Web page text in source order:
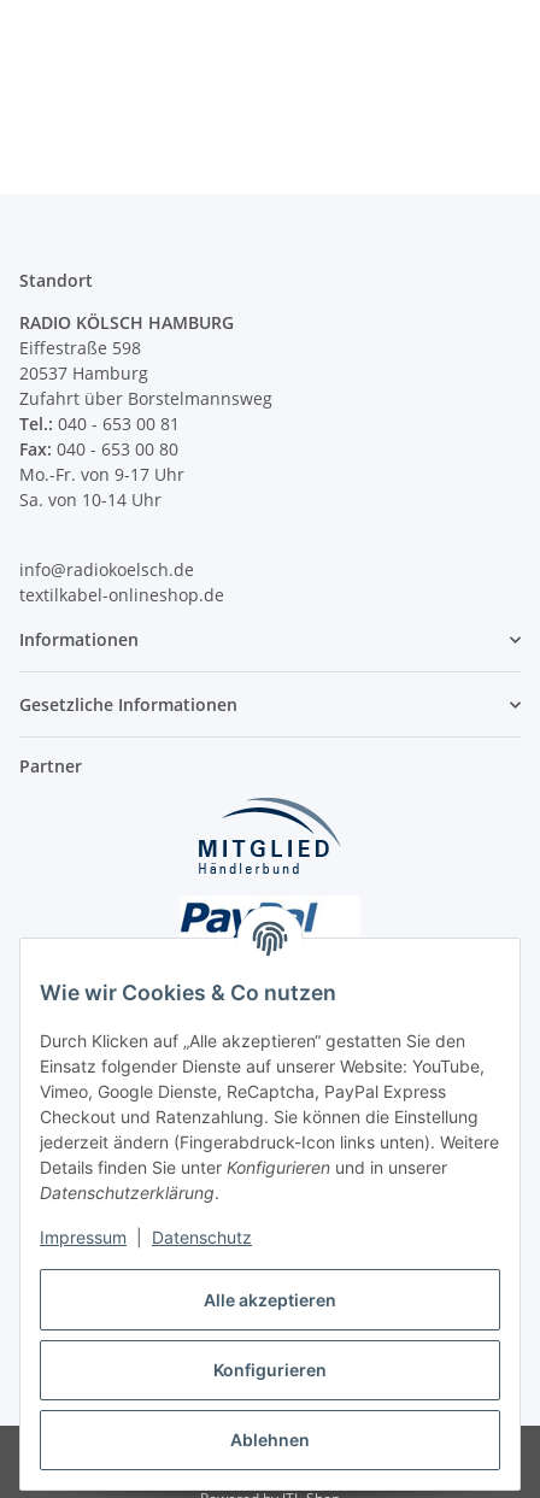
Alle akzeptieren
Konfigurieren
Ablehnen
Wie wir Cookies & Co nutzen
Durch Klicken auf „Alle akzeptieren“ gestatten Sie den
Einsatz folgender Dienste auf unserer Website: YouTube,
Vimeo, Google Dienste, ReCaptcha, PayPal Express
Checkout und Ratenzahlung. Sie können die Einstellung
jederzeit ändern (Fingerabdruck-Icon links unten). Weitere
Details finden Sie unter Konfigurieren und in unserer
Datenschutzerklärung.
Impressum Datenschutz
Standort
RADIO KÖLSCH HAMBURG
Eiffestraße 598
20537 Hamburg
Zufahrt über Borstelmannsweg
Tel.: 040 - 653 00 81
Fax: 040 - 653 00 80
Mo.-Fr. von 9-17 Uhr
Sa. von 10-14 Uhr
info@radiokoelsch.de
textilkabel-onlineshop.de
Informationen
Gesetzliche Informationen
Partner
Unsere Seiten
Social Media
Vertrag widerrufen
* Alle Preise inkl. gesetzlicher USt., ** siehe Lieferbedingungen, zzgl.
Versand
Onlineshop für Endkunden und Wiederverkäufer